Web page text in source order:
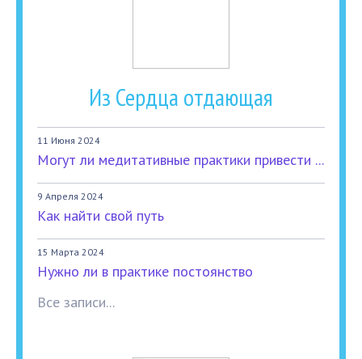
Из Сердца отдающая
11 Июня 2024
Могут ли медитативные практики привести ...
9 Апреля 2024
Как найти свой путь
15 Марта 2024
Нужно ли в практике постоянство
Все записи...